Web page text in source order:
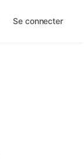
Se connecter